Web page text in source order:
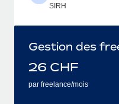
SIRH
Gestion des
26 CHF
par freelance/mois